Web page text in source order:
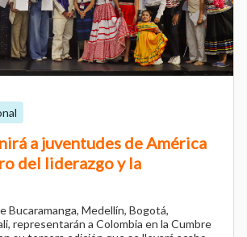
a juventudes de América
del liderazgo y la
Bucaramanga, Medellín, Bogotá,
representarán a Colombia en la Cumbre